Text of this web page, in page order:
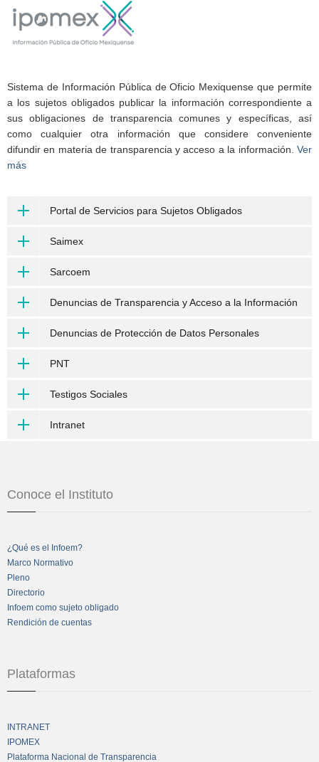
Sistema de Información Pública de Oficio Mexiquense que permite
a los sujetos obligados publicar la información correspondiente a
sus obligaciones de transparencia comunes y específicas, así
como cualquier otra información que considere conveniente
difundir en materia de transparencia y acceso a la información. Ver
más
Portal de Servicios para Sujetos Obligados
Saimex
Sarcoem
Denuncias de Transparencia y Acceso a la Información
Denuncias de Protección de Datos Personales
PNT
Testigos Sociales
Intranet
Conoce el Instituto
¿Qué es el Infoem?
Marco Normativo
Pleno
Directorio
Infoem como sujeto obligado
Rendición de cuentas
Plataformas
INTRANET
IPOMEX
Plataforma Nacional de Transparencia